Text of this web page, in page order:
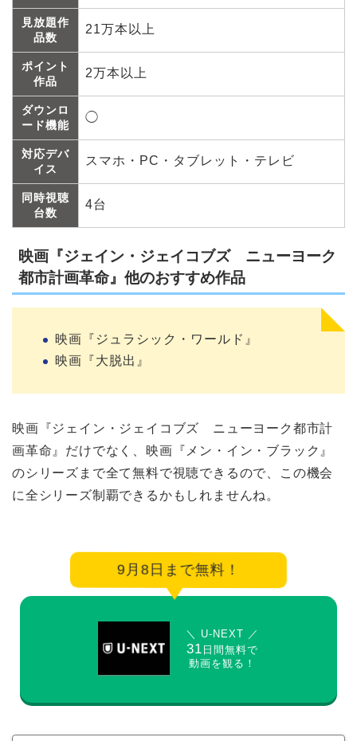
見放題作
品数
21万本以上
ポイント
作品
2万本以上
ダウンロ
ード機能
◯
対応デバ
イス
スマホ・PC・タブレット・テレビ
同時視聴
台数
4台
映画『ジェイン・ジェイコブズ ニューヨーク
都市計画革命』他のおすすめ作品
映画『ジュラシック・ワールド』
映画『大脱出』
映画『ジェイン・ジェイコブズ ニューヨーク都市計
画革命』だけでなく、映画『メン・イン・ブラック』
のシリーズまで全て無料で視聴できるので、この機会
に全シリーズ制覇できるかもしれませんね。
9月8日まで無料！
＼ U-NEXT ／
31 日間無料で
動画を観る！